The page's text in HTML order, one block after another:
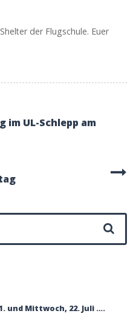
der Flugschule. Euer
im UL-Schlepp am
und Mittwoch, 22. Juli ….